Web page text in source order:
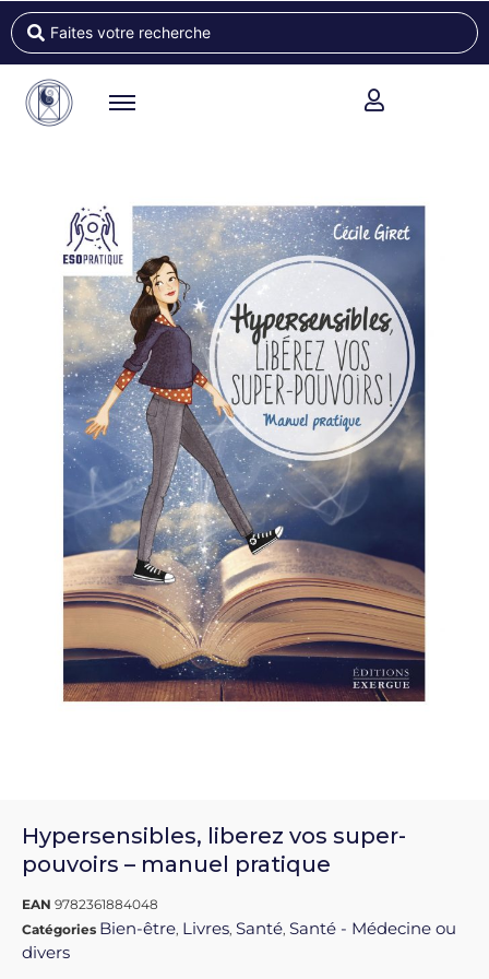
Hypersensibles, liberez vos super-
pouvoirs – manuel pratique
EAN 9782361884048
Catégories Bien-être, Livres, Santé, Santé - Médecine ou
divers